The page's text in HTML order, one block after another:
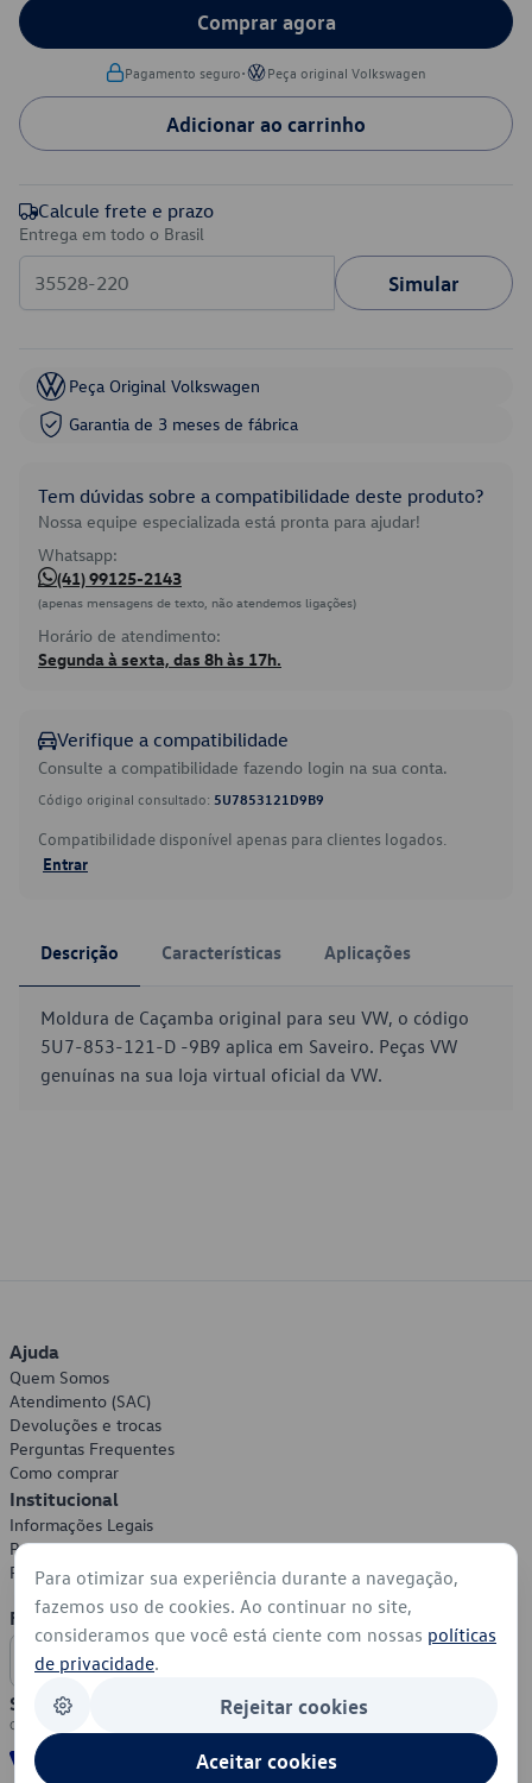
Comprar agora
Pagamento seguro• Peça original Volkswagen
Adicionar ao carrinho
Calcule frete e prazo
Entrega em todo o Brasil
Simular
Peça Original Volkswagen
Garantia de 3 meses de fábrica
Tem dúvidas sobre a compatibilidade deste produto?
Nossa equipe especializada está pronta para ajudar!
Whatsapp:
(41) 99125-2143
(apenas mensagens de texto, não atendemos ligações)
Horário de atendimento:
Segunda à sexta, das 8h às 17h.
Verifique a compatibilidade
Consulte a compatibilidade fazendo login na sua conta.
Código original consultado: 5U7853121D9B9
Compatibilidade disponível apenas para clientes logados.
Entrar
Descrição Características Aplicações
Moldura de Caçamba original para seu VW, o código
5U7-853-121-D -9B9 aplica em Saveiro. Peças VW
genuínas na sua loja virtual oficial da VW.
Ajuda
Quem Somos
Atendimento (SAC)
Devoluções e trocas
Perguntas Frequentes
Como comprar
Institucional
Informações Legais
Política de Privacidade
Política de Cookies
Formas de Pagamento
Segurança
Para otimizar sua experiência durante a navegação,
fazemos uso de cookies. Ao continuar no site,
consideramos que você está ciente com nossas políticas
de privacidade.
Rejeitar cookies
Aceitar cookies